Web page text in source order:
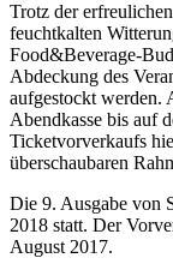
Trotz der
feuchtkalten
Food&Beverage-
Abdeckung des
aufgestockt werden.
Abendkasse bis auf
Ticketvorverkaufs
überschaubaren
Die 9. Ausgabe von
2018 statt. Der
August 2017.